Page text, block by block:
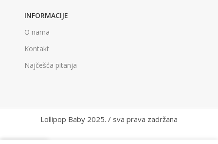
INFORMACIJE
O nama
Kontakt
Najčešća pitanja
Lollipop Baby 2025. / sva prava zadržana